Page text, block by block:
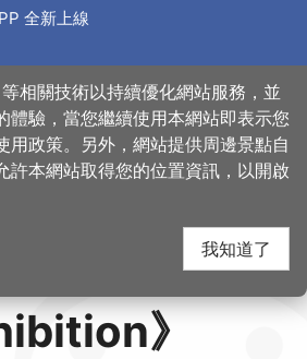
全新上線
城市插畫展
Towns
》
相關技術以持續優化網站服務，並
體驗，當您繼續使用本網站即表示您
政策。另外，網站提供周邊景點自
許本網站取得您的位置資訊，以開啟
我知道了